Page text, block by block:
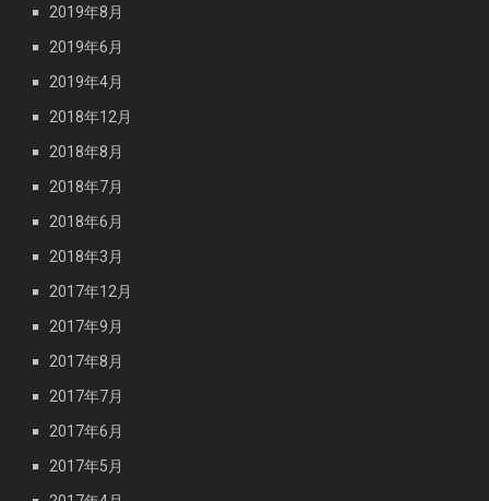
2019年8月
2019年6月
2019年4月
2018年12月
2018年8月
2018年7月
2018年6月
2018年3月
2017年12月
2017年9月
2017年8月
2017年7月
2017年6月
2017年5月